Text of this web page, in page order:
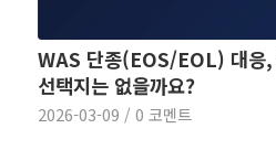
WAS 단종(EOS/EOL) 대응,
선택지는 없을까요?
2026-03-09 / 0 코멘트